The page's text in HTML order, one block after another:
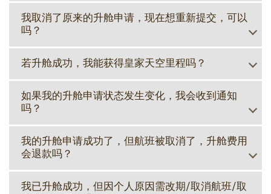
我取消了原来的升舱申请，现在想重新提交，可以
吗？
若升舱成功，我能获得皇家天空里程吗？
如果我的升舱申请状态发生变化，我会收到通知
吗？
我的升舱申请成功了，但航班被取消了，升舱费用
会退款吗？
我已升舱成功，但因个人原因需改期/取消航班/取